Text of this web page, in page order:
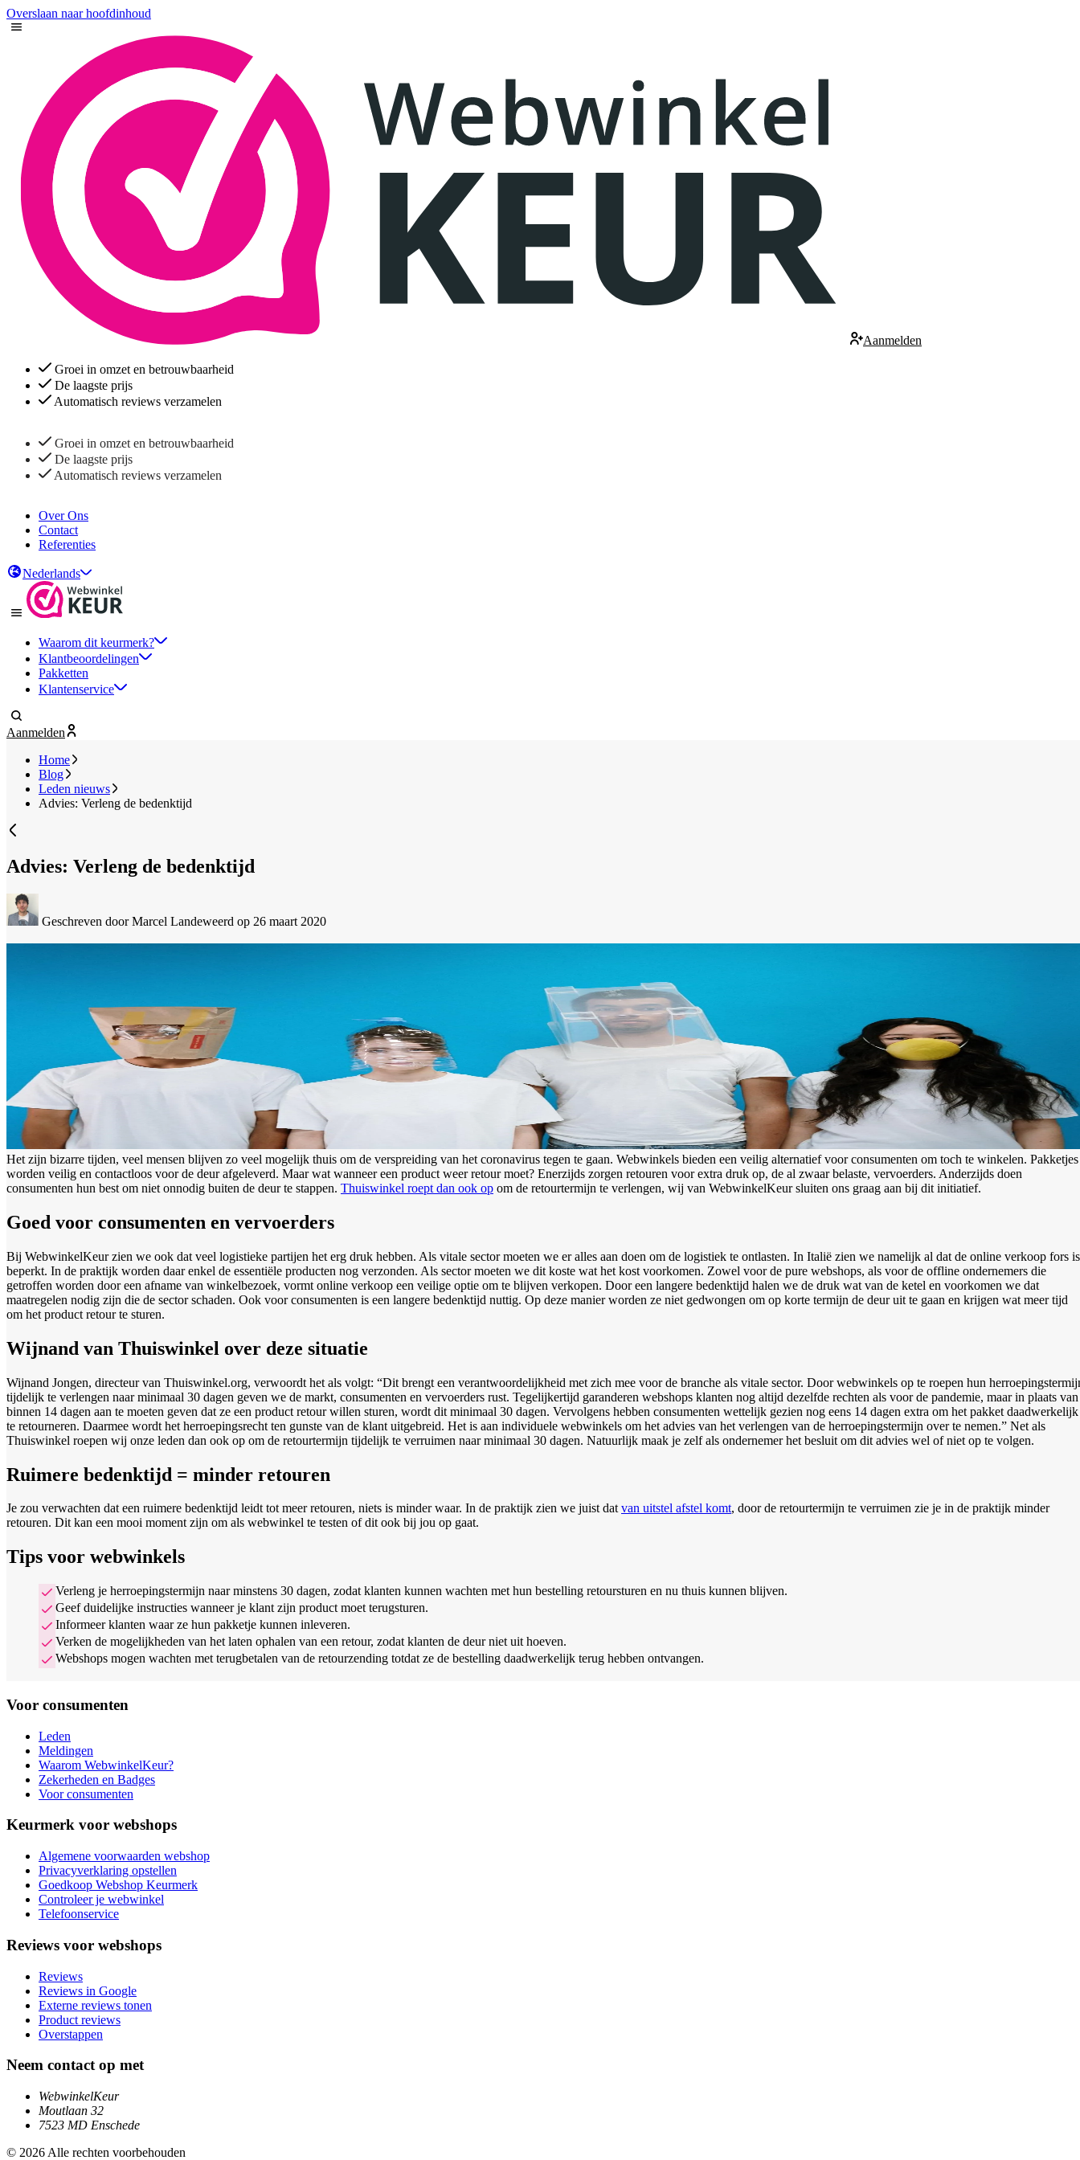
Overslaan naar hoofdinhoud
Aanmelden
Groei in omzet en betrouwbaarheid
De laagste prijs
Automatisch reviews verzamelen
Groei in omzet en betrouwbaarheid
De laagste prijs
Automatisch reviews verzamelen
Over Ons
Contact
Referenties
Nederlands
Waarom dit keurmerk?
Klantbeoordelingen
Pakketten
Klantenservice
Aanmelden
Home
Blog
Leden nieuws
Advies: Verleng de bedenktijd
Advies: Verleng de bedenktijd
Geschreven door Marcel Landeweerd op 26 maart 2020
Het zijn bizarre tijden, veel mensen blijven zo veel mogelijk thuis om de verspreiding van het coronavirus tegen te gaan. Webwinkels bieden een veilig alternatief voor consumenten om toch te winkelen. Pakketjes
worden veilig en contactloos voor de deur afgeleverd. Maar wat wanneer een product weer retour moet? Enerzijds zorgen retouren voor extra druk op, de al zwaar belaste, vervoerders. Anderzijds doen
consumenten hun best om niet onnodig buiten de deur te stappen. Thuiswinkel roept dan ook op om de retourtermijn te verlengen, wij van WebwinkelKeur sluiten ons graag aan bij dit initiatief.
Goed voor consumenten en vervoerders
Bij WebwinkelKeur zien we ook dat veel logistieke partijen het erg druk hebben. Als vitale sector moeten we er alles aan doen om de logistiek te ontlasten. In Italië zien we namelijk al dat de online verkoop fors is
beperkt. In de praktijk worden daar enkel de essentiële producten nog verzonden. Als sector moeten we dit koste wat het kost voorkomen. Zowel voor de pure webshops, als voor de offline ondernemers die
getroffen worden door een afname van winkelbezoek, vormt online verkoop een veilige optie om te blijven verkopen. Door een langere bedenktijd halen we de druk wat van de ketel en voorkomen we dat
maatregelen nodig zijn die de sector schaden. Ook voor consumenten is een langere bedenktijd nuttig. Op deze manier worden ze niet gedwongen om op korte termijn de deur uit te gaan en krijgen wat meer tijd
om het product retour te sturen.
Wijnand van Thuiswinkel over deze situatie
Wijnand Jongen, directeur van Thuiswinkel.org, verwoordt het als volgt: “Dit brengt een verantwoordelijkheid met zich mee voor de branche als vitale sector. Door webwinkels op te roepen hun
tijdelijk te verlengen naar minimaal 30 dagen geven we de markt, consumenten en vervoerders rust. Tegelijkertijd garanderen webshops klanten nog altijd dezelfde rechten als voor de pandemie, maar in plaats van
binnen 14 dagen aan te moeten geven dat ze een product retour willen sturen, wordt dit minimaal 30 dagen. Vervolgens hebben consumenten wettelijk gezien nog eens 14 dagen extra om het pakket daadwerkelijk
te retourneren. Daarmee wordt het herroepingsrecht ten gunste van de klant uitgebreid. Het is aan individuele webwinkels om het advies van het verlengen van de herroepingstermijn over te nemen.” Net als
Thuiswinkel roepen wij onze leden dan ook op om de retourtermijn tijdelijk te verruimen naar minimaal 30 dagen. Natuurlijk maak je zelf als ondernemer het besluit om dit advies wel of niet op te volgen.
Ruimere bedenktijd = minder retouren
Je zou verwachten dat een ruimere bedenktijd leidt tot meer retouren, niets is minder waar. In de praktijk zien we juist datvan uitstel afstel komt, door de retourtermijn te verruimen zie je in de praktijk minder
retouren. Dit kan een mooi moment zijn om als webwinkel te testen of dit ook bij jou op gaat.
Tips voor webwinkels
Verleng je herroepingstermijn naar minstens 30 dagen, zodat klanten kunnen wachten met hun bestelling retoursturen en nu thuis kunnen blijven.
Geef duidelijke instructies wanneer je klant zijn product moet terugsturen.
Informeer klanten waar ze hun pakketje kunnen inleveren.
Verken de mogelijkheden van het laten ophalen van een retour, zodat klanten de deur niet uit hoeven.
Webshops mogen wachten met terugbetalen van de retourzending totdat ze de bestelling daadwerkelijk terug hebben ontvangen.
Voor consumenten
Leden
Meldingen
Waarom WebwinkelKeur?
Zekerheden en Badges
Voor consumenten
Keurmerk voor webshops
Algemene voorwaarden webshop
Privacyverklaring opstellen
Goedkoop Webshop Keurmerk
Controleer je webwinkel
Telefoonservice
Reviews voor webshops
Reviews
Reviews in Google
Externe reviews tonen
Product reviews
Overstappen
Neem contact op met
WebwinkelKeur
Moutlaan 32
7523 MD Enschede
© 2026 Alle rechten voorbehouden